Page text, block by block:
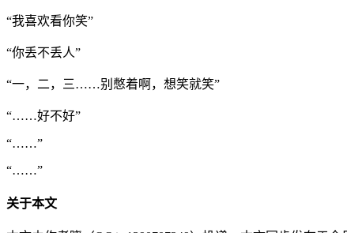
“我喜欢看你笑”
“你丢不丢人”
“一，二，三……别憋着啊，想笑就笑”
“……好不好”
“……”
“……”
关于本文